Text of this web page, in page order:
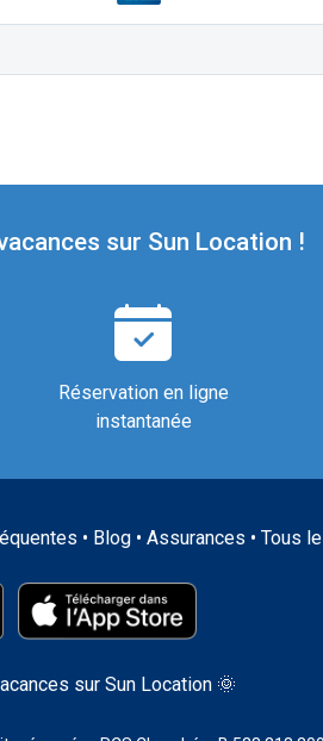
sur Sun Location !
Réservation en ligne
instantanée
• Blog• Assurances • Tous
sur Sun Location 🌞